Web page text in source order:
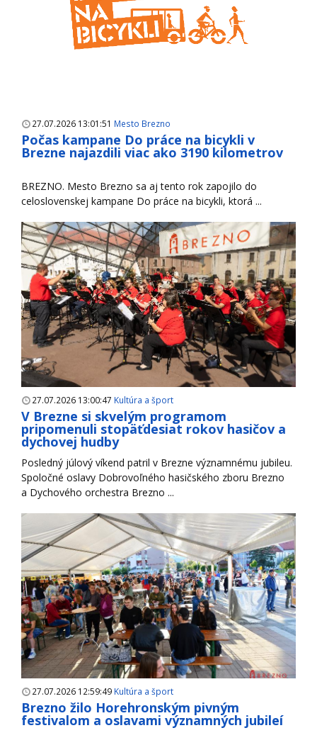
27.07.2026 13:01:51 Mesto Brezno
Počas kampane Do práce na bicykli v
Brezne najazdili viac ako 3190 kilometrov
BREZNO. Mesto Brezno sa aj tento rok zapojilo do
celoslovenskej kampane Do práce na bicykli, ktorá ...
27.07.2026 13:00:47 Kultúra a šport
V Brezne si skvelým programom
pripomenuli stopäťdesiat rokov hasičov a
dychovej hudby
Posledný júlový víkend patril v Brezne významnému jubileu.
Spoločné oslavy Dobrovoľného hasičského zboru Brezno
a Dychového orchestra Brezno ...
27.07.2026 12:59:49 Kultúra a šport
Brezno žilo Horehronským pivným
festivalom a oslavami významných jubileí